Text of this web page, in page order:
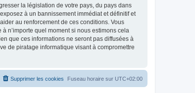
la législation de votre pays, du pays dans
à un bannissement immédiat et définitif et
au renforcement de ces conditions. Vous
n’importe quel moment si nous estimons cela
que ces informations ne seront pas diffusées à
de piratage informatique visant à compromettre
Fuseau horaire sur UTC+02:00
Supprimer les cookies